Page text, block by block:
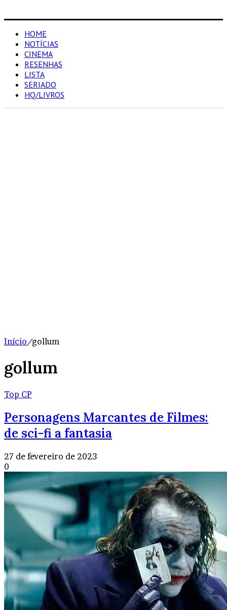
HOME
NOTÍCIAS
CINEMA
RESENHAS
LISTA
SERIADO
HQ/LIVROS
Início/gollum
gollum
Top CP
Personagens Marcantes de Filmes:
de sci-fi a fantasia
27 de fevereiro de 2023
0